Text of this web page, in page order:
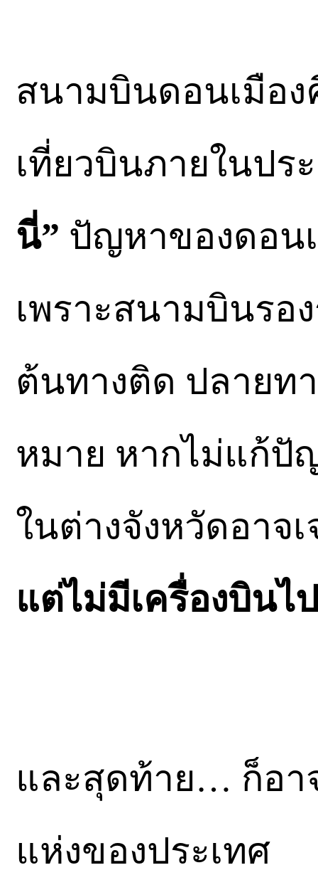
สนามบินดอนเมือ
เที่ยวบินภายในปร
นี่” ปัญหาของดอน
เพราะสนามบินรอ
ต้นทางติด ปลายท
หมาย หากไม่แก้ปั
ในต่างจังหวัดอาจ
แต่ไม่มีเครื่องบินไ
และสุดท้าย… ก็อา
แห่งของประเทศ